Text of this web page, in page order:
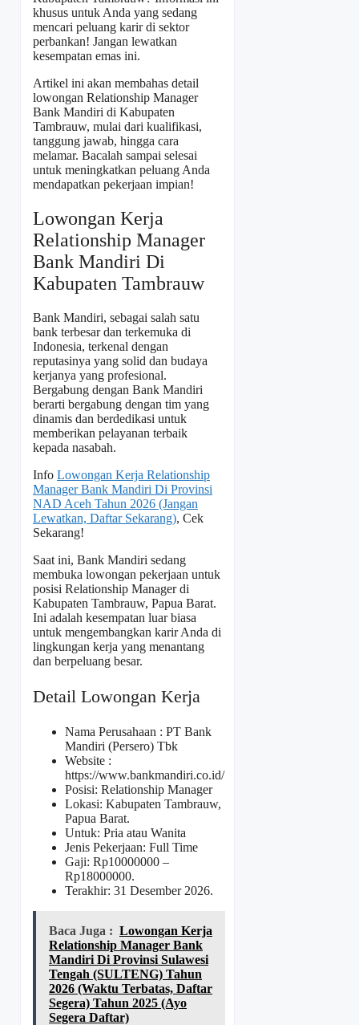
khusus untuk Anda yang sedang
mencari peluang karir di sektor
perbankan! Jangan lewatkan
kesempatan emas ini.
Artikel ini akan membahas detail
lowongan Relationship Manager
Bank Mandiri di Kabupaten
Tambrauw, mulai dari kualifikasi,
tanggung jawab, hingga cara
melamar. Bacalah sampai selesai
untuk meningkatkan peluang Anda
mendapatkan pekerjaan impian!
Lowongan Kerja
Relationship Manager
Bank Mandiri Di
Kabupaten Tambrauw
Bank Mandiri, sebagai salah satu
bank terbesar dan terkemuka di
Indonesia, terkenal dengan
reputasinya yang solid dan budaya
kerjanya yang profesional.
Bergabung dengan Bank Mandiri
berarti bergabung dengan tim yang
dinamis dan berdedikasi untuk
memberikan pelayanan terbaik
kepada nasabah.
Info Lowongan Kerja Relationship
Manager Bank Mandiri Di Provinsi
NAD Aceh Tahun 2026 (Jangan
Lewatkan, Daftar Sekarang), Cek
Sekarang!
Saat ini, Bank Mandiri sedang
membuka lowongan pekerjaan untuk
posisi Relationship Manager di
Kabupaten Tambrauw, Papua Barat.
Ini adalah kesempatan luar biasa
untuk mengembangkan karir Anda di
lingkungan kerja yang menantang
dan berpeluang besar.
Detail Lowongan Kerja
Nama Perusahaan : PT Bank
Mandiri (Persero) Tbk
Website :
https://www.bankmandiri.co.id/
Posisi: Relationship Manager
Lokasi: Kabupaten Tambrauw,
Papua Barat.
Untuk: Pria atau Wanita
Jenis Pekerjaan: Full Time
Gaji: Rp10000000 –
Rp18000000.
Terakhir: 31 Desember 2026.
Baca Juga : Lowongan Kerja
Relationship Manager Bank
Mandiri Di Provinsi Sulawesi
Tengah (SULTENG) Tahun
2026 (Waktu Terbatas, Daftar
Segera) Tahun 2025 (Ayo
Segera Daftar)